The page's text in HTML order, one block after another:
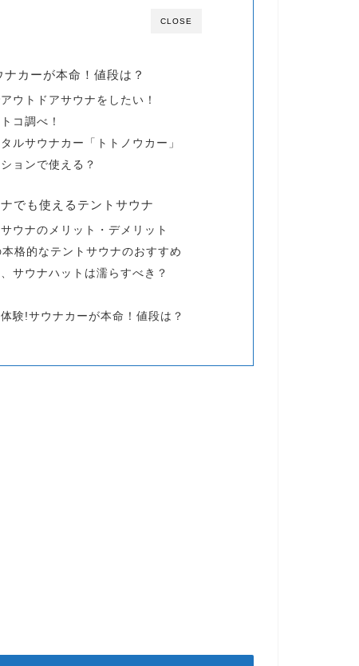
CLOSE
カーが本命！値段は？
ウトドアサウナをしたい！
コ調べ！
ルサウナカー「トトノウカー」
ョンで使える？
でも使えるテントサウナ
ウナのメリット・デメリット
格的なテントサウナのおすすめ
サウナハットは濡らすべき？
験!サウナカーが本命！値段は？